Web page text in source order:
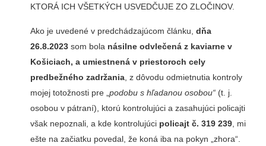
KTORÁ ICH VŠETKÝCH USVEDČUJE ZO ZLOČINOV.
Ako je uvedené v predchádzajúcom článku, dňa
26.8.2023som bola násilne odvlečená z kaviarne v
Košiciach, a umiestnená v priestoroch cely
predbežného zadržania, z dôvodu odmietnutia kontroly
mojej totožnosti pre „ podobu s hľadanou osobou“(t. j.
osobou v pátraní), ktorú kontrolujúci a zasahujúci policajti
však nepoznali, a kde kontrolujúci policajt č. 319 239, mi
ešte na začiatku povedal, že koná iba na pokyn „zhora“.